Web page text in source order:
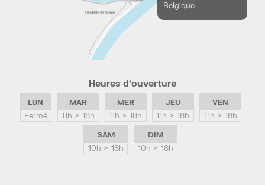
Belgique
Heures d’ouverture
LUN
Fermé
MAR
11h > 18h
MER
11h > 18h
JEU
11h > 18h
VEN
11h > 18h
SAM
10h > 18h
DIM
10h > 18h